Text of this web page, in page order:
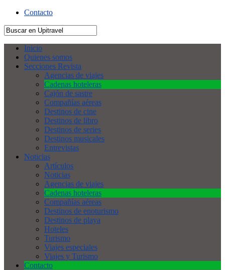
Contacto
Inicio
Quienes somos
Secciones Revista
Agencias de viajes
Cadenas hoteleras
Cajón de sastre
Compañías aéreas
Destinos de cine
Destinos de libro
Destinos de series
Destinos musicales
Entrevistas
Noticias
Artículos
Noticias
Agencias de viajes
Cadenas hoteleras
Compañías aéreas
Destinos de enoturismo
Destinos de playa
Hoteles
Turismo
Viajes especiales
Viajes y Turismo
Contacto